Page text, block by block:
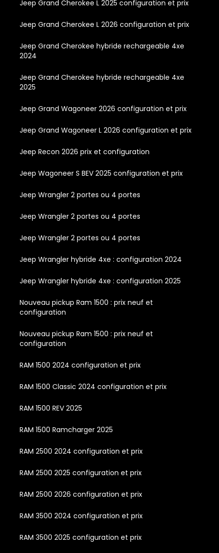
Jeep Grand Cherokee L 2025 configuration et prix
Jeep Grand Cherokee L 2026 configuration et prix
Jeep Grand Cherokee hybride rechargeable 4xe
2024
Jeep Grand Cherokee hybride rechargeable 4xe
2025
Jeep Grand Wagoneer 2026 configuration et prix
Jeep Grand Wagoneer L 2026 configuration et prix
Jeep Recon 2026 prix et configuration
Jeep Wagoneer S BEV 2025 configuration et prix
Jeep Wrangler 2 portes ou 4 portes
Jeep Wrangler 2 portes ou 4 portes
Jeep Wrangler 2 portes ou 4 portes
Jeep Wrangler hybride 4xe : configuration 2024
Jeep Wrangler hybride 4xe : configuration 2025
Nouveau pickup Ram 1500 : prix neuf et
configuration
Nouveau pickup Ram 1500 : prix neuf et
configuration
RAM 1500 2024 configuration et prix
RAM 1500 Classic 2024 configuration et prix
RAM 1500 REV 2025
RAM 1500 Ramcharger 2025
RAM 2500 2024 configuration et prix
RAM 2500 2025 configuration et prix
RAM 2500 2026 configuration et prix
RAM 3500 2024 configuration et prix
RAM 3500 2025 configuration et prix